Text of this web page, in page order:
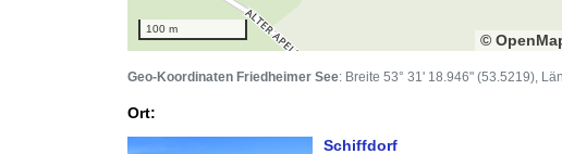
100 m
©
Geo-Koordinaten Friedheimer See: Breite 53° 31' 18.946" (53.5219),
Ort:
Schiffdorf